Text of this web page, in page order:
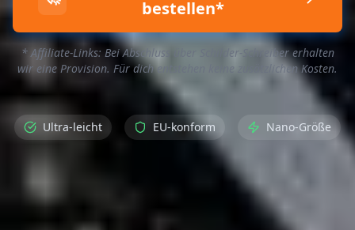
bestellen*
* Affiliate-Links: Bei Abschluss über Schilder-Schreiber erhalten
wir eine Provision. Für dich entstehen keine zusätzlichen Kosten.
Ultra-leicht EU-konform Nano-Größe